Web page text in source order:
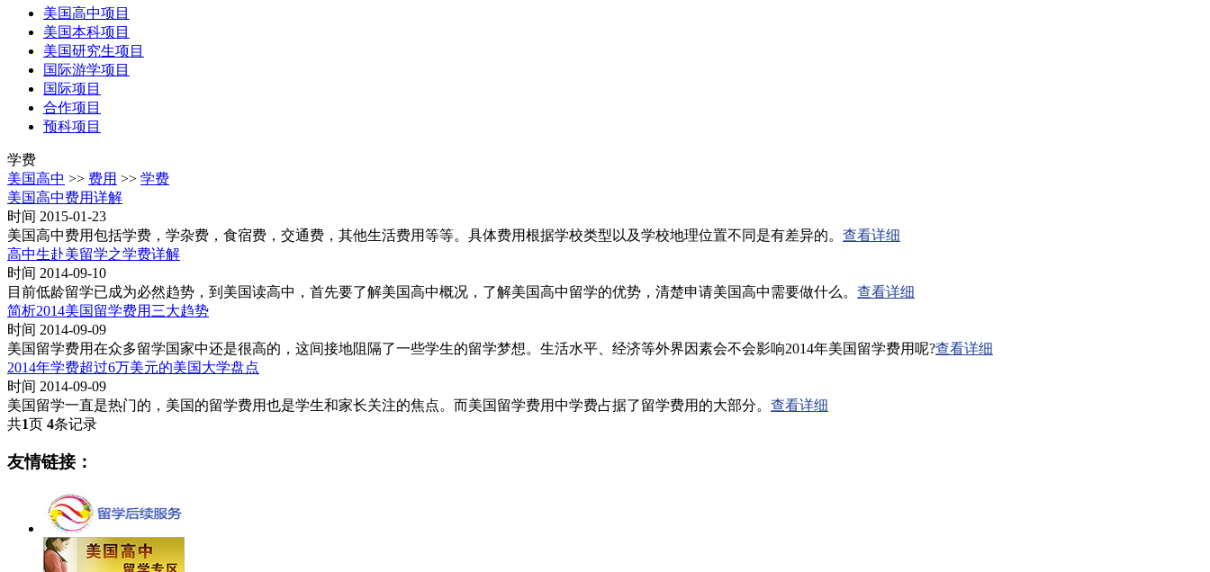
美国高中项目
美国本科项目
美国研究生项目
国际游学项目
国际项目
合作项目
预科项目
学费
美国高中 >> 费用 >> 学费
美国高中费用详解
时间 2015-01-23
美国高中费用包括学费，学杂费，食宿费，交通费，其他生活费用等等。具体费用根据学校类型以及学校地理位置不同是有差异的。 查看详细
高中生赴美留学之学费详解
时间 2014-09-10
目前低龄留学已成为必然趋势，到美国读高中，首先要了解美国高中概况，了解美国高中留学的优势，清楚申请美国高中需要做什么。 查看详细
简析2014美国留学费用三大趋势
时间 2014-09-09
美国留学费用在众多留学国家中还是很高的，这间接地阻隔了一些学生的留学梦想。生活水平、经济等外界因素会不会影响2014年美国留学费用呢?查看详细
2014年学费超过6万美元的美国大学盘点
时间 2014-09-09
美国留学一直是热门的，美国的留学费用也是学生和家长关注的焦点。而美国留学费用中学费占据了留学费用的大部分。 查看详细
共1页 4条记录
友情链接：